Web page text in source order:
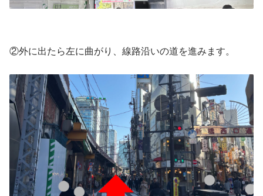
②外に出たら左に曲がり、線路沿いの道を進みます。